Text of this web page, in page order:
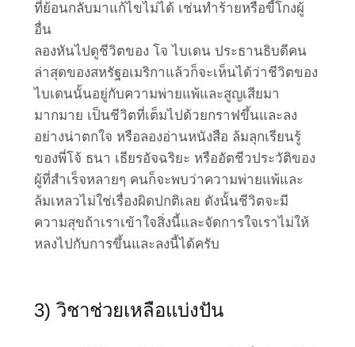
ที่ย้อนกลับมาแก้ไขไม่ได้ เช่นทำร้ายหรือขี้โกงผู้
อื่น
ลองหันไปดูชีวิตของ โจ ไบเดน ประธานธิบดีคน
ล่าสุดของสหรัฐอเมริกาแล้วก็จะเห็นได้ว่าชีวิตของ
ไบเดนนั้นอยู่กับความพ่ายแพ้และสูญเสียมา
มากมาย เป็นชีวิตที่เต็มไปด้วยกราฟขึ้นและลง
อย่างน่าตกใจ หรือลองอ่านหนังสือ ล้มลุกเรียนรู้
ของพี่โจ้ ธนา เธียรอัจฉริยะ หรืออัตชีวประวัติของ
ผู้ที่สำเร็จหลายๆ คนก็จะพบว่าความพ่ายแพ้และ
ล้มเหลวไม่ใช่เรื่องผิดปกติเลย ดังนั้นชีวิตจะมี
ความสุขถ้าเราเข้าใจสิ่งนี้และจัดการใจเราไม่ให้
หลงไปกับการขึ้นและลงนี้ได้ครับ
3) วิชาช่วยเหลือแบ่งปัน